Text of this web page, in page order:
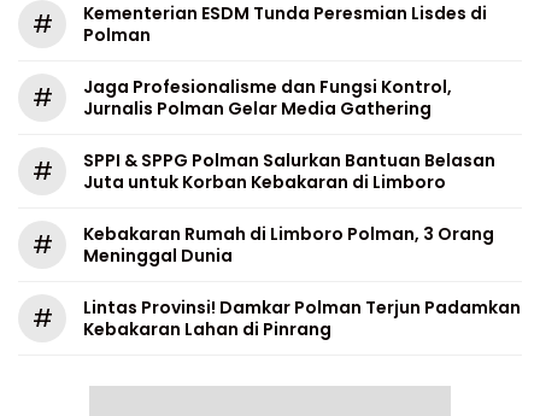
#
Kementerian ESDM Tunda Peresmian Lisdes di
Polman
#
Jaga Profesionalisme dan Fungsi Kontrol,
Jurnalis Polman Gelar Media Gathering
#
SPPI & SPPG Polman Salurkan Bantuan Belasan
Juta untuk Korban Kebakaran di Limboro
#
Kebakaran Rumah di Limboro Polman, 3 Orang
Meninggal Dunia
#
Lintas Provinsi! Damkar Polman Terjun Padamkan
Kebakaran Lahan di Pinrang